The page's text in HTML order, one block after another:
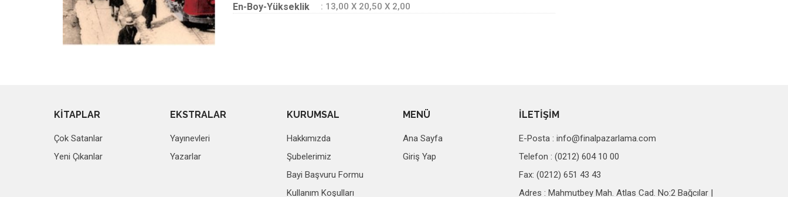
En-Boy-Yükseklik : 13,00 X 20,50 X 2,00
KİTAPLAR
Çok Satanlar
Yeni Çıkanlar
EKSTRALAR
Yayınevleri
Yazarlar
KURUMSAL
Hakkımızda
Şubelerimiz
Bayi Başvuru Formu
Kullanım Koşulları
MENÜ
Ana Sayfa
Giriş Yap
İLETİŞİM
E-Posta :info@finalpazarlama.com
Telefon : (0212) 604 10 00
Fax: (0212) 651 43 43
Adres : Mahmutbey Mah. Atlas Cad. No:2 Bağcılar |